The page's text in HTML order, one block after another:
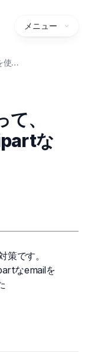
メニュー
Python-Emailsを使って、HTMLとTextのMultipartなEmailを送信する
、
な
です。
なemailを